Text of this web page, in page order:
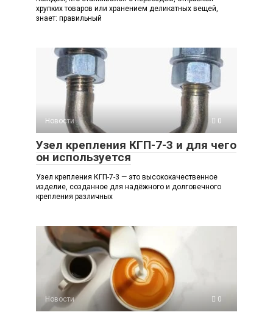
хрупких товаров или хранением деликатных вещей,
знает: правильный
Новости 0
Узел крепления КГП-7-3 и для чего
он используется
Узел крепления КГП-7-3 — это высококачественное
изделие, созданное для надёжного и долговечного
крепления различных
Новости 0